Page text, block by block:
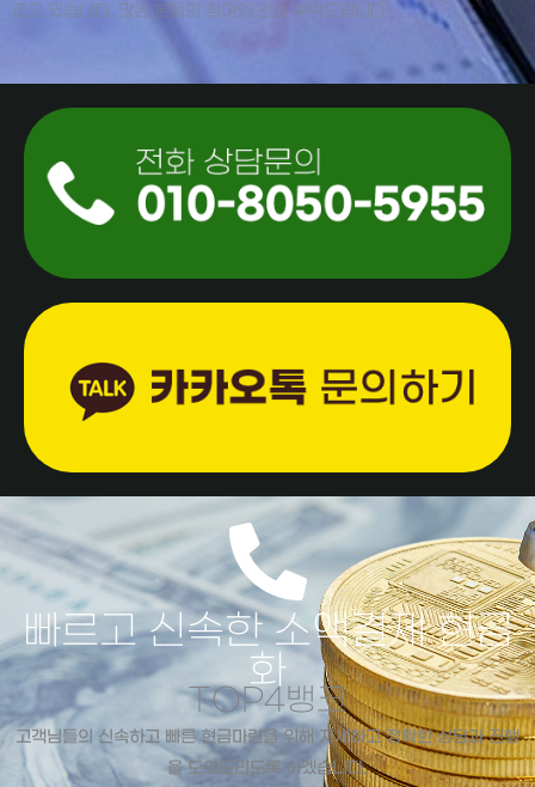
리고 있습니다. 많은 분들의 참여와 관심 부탁드립니다.
빠르고 신속한 소액결제 현금
화
TOP4뱅크
고객님들의 신속하고 빠른 현금마련을 위해 자세하고 정확한 상담과 진행
을 도와드리도록 하겠습니다.